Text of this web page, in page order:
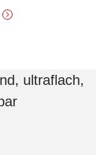
ultraflach,